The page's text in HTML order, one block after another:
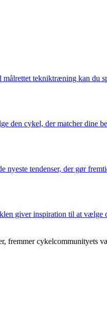
tekniktræning kan du
cykel, der matcher dine
tendenser, der gør
giver inspiration til at vælge
fremmer cykelcommunityets